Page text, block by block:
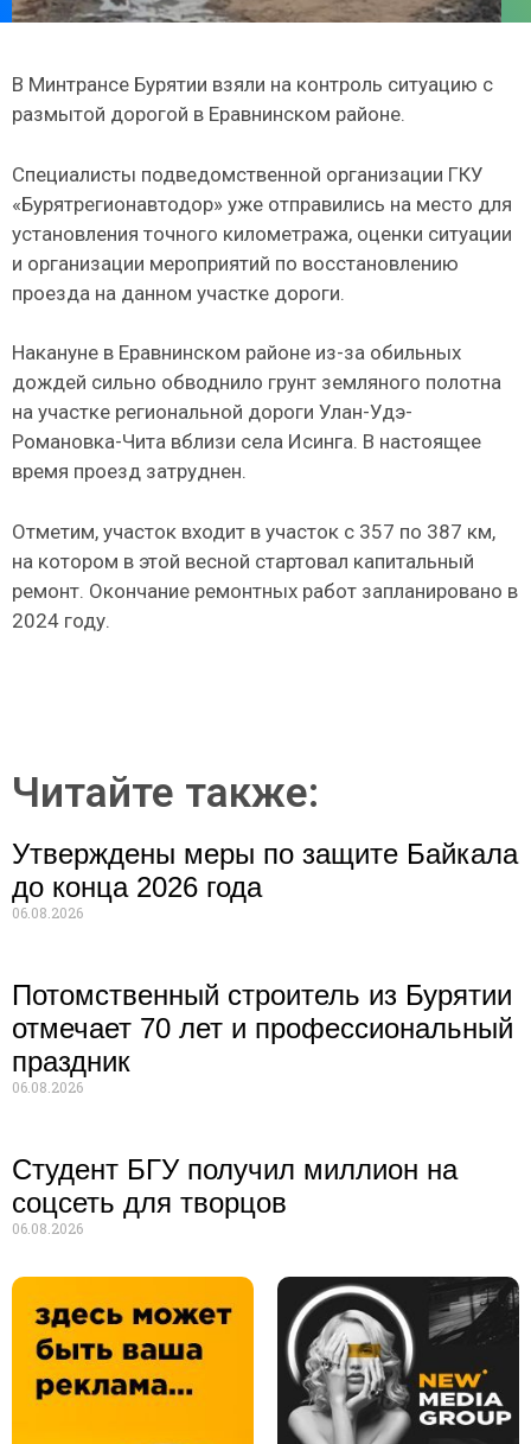
В Минтрансе Бурятии взяли на контроль ситуацию с
размытой дорогой в Еравнинском районе.
Специалисты подведомственной организации ГКУ
«Бурятрегионавтодор» уже отправились на место для
установления точного километража, оценки ситуации
и организации мероприятий по восстановлению
проезда на данном участке дороги.
Накануне в Еравнинском районе из-за обильных
дождей сильно обводнило грунт земляного полотна
на участке региональной дороги Улан-Удэ-
Романовка-Чита вблизи села Исинга. В настоящее
время проезд затруднен.
Отметим, участок входит в участок с 357 по 387 км,
на котором в этой весной стартовал капитальный
ремонт. Окончание ремонтных работ запланировано в
2024 году.
Читайте также:
Утверждены меры по защите Байкала
до конца 2026 года
06.08.2026
Потомственный строитель из Бурятии
отмечает 70 лет и профессиональный
праздник
06.08.2026
Студент БГУ получил миллион на
соцсеть для творцов
06.08.2026